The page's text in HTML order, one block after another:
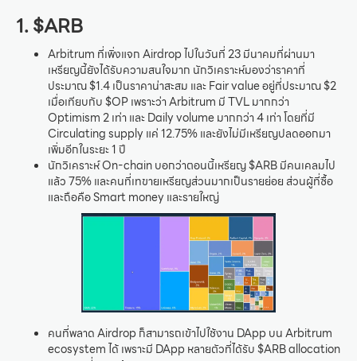
1. $ARB
Arbitrum ที่เพิ่งแจก Airdrop ไปในวันที่ 23 มีนาคมที่ผ่านมา
เหรียญนี้ยังได้รับความสนใจมาก นักวิเคราะห์มองว่าราคาที่
ประมาณ $1.4 เป็นราคาน่าสะสม และ Fair value อยู่ที่ประมาณ $2
เมื่อเทียบกับ $OP เพราะว่า Arbitrum มี TVL มากกว่า
Optimism 2 เท่า และ Daily volume มากกว่า 4 เท่า โดยที่มี
Circulating supply แค่ 12.75% และยังไม่มีเหรียญปลดออกมา
เพิ่มอีกในระยะ 1 ปี
นักวิเคราะห์ On-chain บอกว่าตอนนี้เหรียญ $ARB มีคนเคลมไป
แล้ว 75% และคนที่เทขายเหรียญส่วนมากเป็นรายย่อย ส่วนผู้ที่ซื้อ
และถือคือ Smart money และรายใหญ่
คนที่พลาด Airdrop ก็สามารถเข้าไปใช้งาน DApp บน Arbitrum
ecosystem ได้ เพราะมี DApp หลายตัวที่ได้รับ $ARB allocation